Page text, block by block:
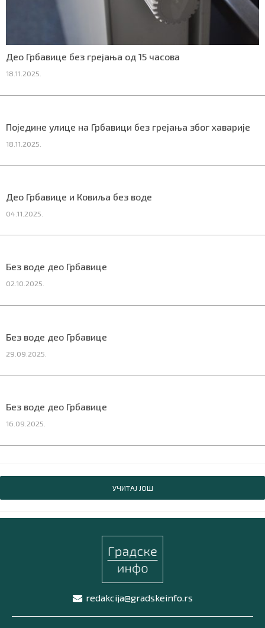
Део Грбавице без грејања од 15 часова
18.11.2025.
Поједине улице на Грбавици без грејања због хаварије
18.11.2025.
Део Грбавице и Ковиља без воде
04.11.2025.
Без воде део Грбавице
02.10.2025.
Без воде део Грбавице
29.09.2025.
Без воде део Грбавице
16.09.2025.
УЧИТАЈ ЈОШ
redakcija@gradskeinfo.rs